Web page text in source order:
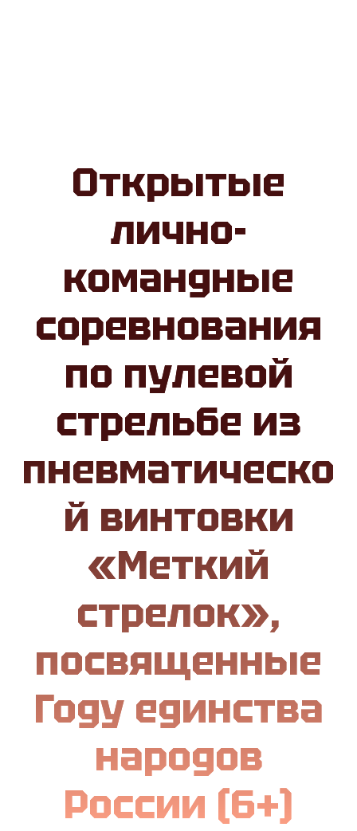
Открытые
лично-
командные
соревнования
по пулевой
стрельбе из
пневматическо
й винтовки
«Меткий
стрелок»,
посвященные
Году единства
народов
России (6+)